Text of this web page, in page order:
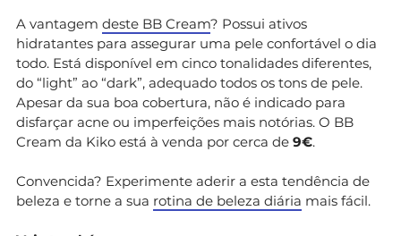
A vantagem deste BB Cream? Possui ativos
hidratantes para assegurar uma pele confortável o dia
todo. Está disponível em cinco tonalidades diferentes,
do “light” ao “dark”, adequado todos os tons de pele.
Apesar da sua boa cobertura, não é indicado para
disfarçar acne ou imperfeições mais notórias. O BB
Cream da Kiko está à venda por cerca de 9€.
Convencida? Experimente aderir a esta tendência de
beleza e torne a sua rotina de beleza diária mais fácil.